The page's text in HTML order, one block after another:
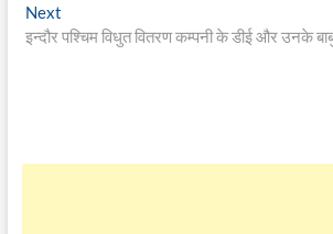
Next
post:
इन्दौर पश्चिम विधुत वितरण कम्पनी के डीई और उनके